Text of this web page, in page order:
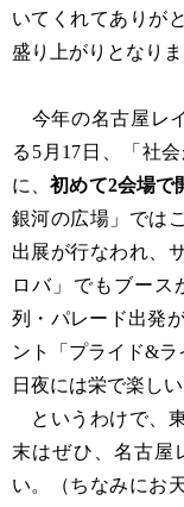
いてくれてありが
盛り上がりとなり
今年の名古屋レ
る5月17日、「社
に、初めて2会場で
銀河の広場」では
出展が行なわれ、
ロバ」でもブース
列・パレード出発
ント「プライド&
日夜には栄で楽し
というわけで、
末はぜひ、名古屋
い。（ちなみにお